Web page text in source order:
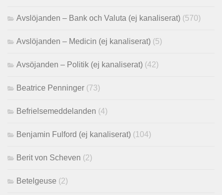
Avslöjanden – Bank och Valuta (ej kanaliserat) (570)
Avslöjanden – Medicin (ej kanaliserat) (5)
Avsöjanden – Politik (ej kanaliserat) (42)
Beatrice Penninger (73)
Befrielsemeddelanden (4)
Benjamin Fulford (ej kanaliserat) (104)
Berit von Scheven (2)
Betelgeuse (2)